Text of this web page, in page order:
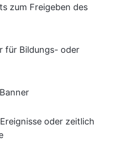
zum Freigeben des
für Bildungs- oder
oder zeitlich